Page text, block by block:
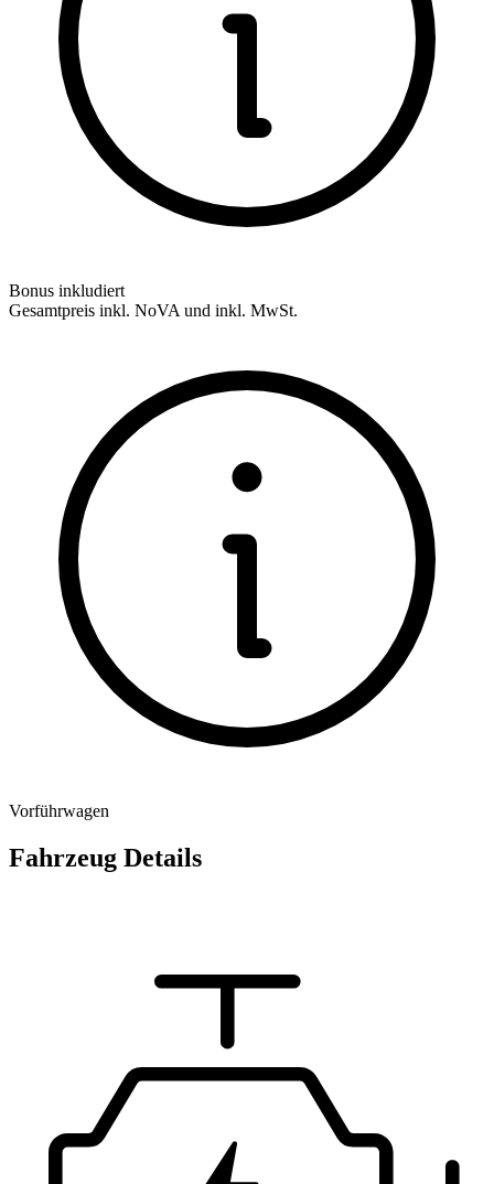
Bonus inkludiert
Gesamtpreis inkl. NoVA und inkl. MwSt.
Vorführwagen
Fahrzeug Details